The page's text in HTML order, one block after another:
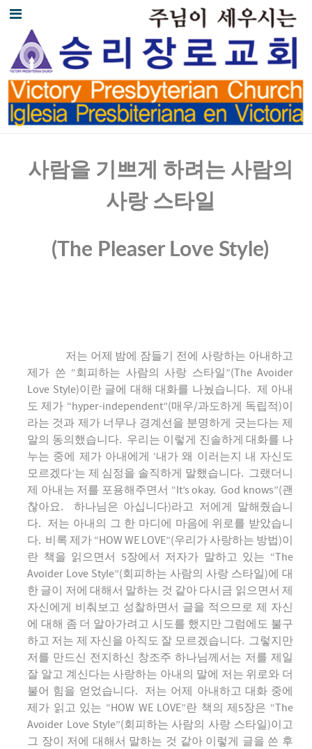
사람을 기쁘게 하려는 사람의
사랑 스타일
(The Pleaser Love Style)
저는 어제 밤에 잠들기 전에 사랑하는 아내하고
제가 쓴 “회피하는 사람의 사랑 스타일”(The Avoider
Love Style)이란 글에 대해 대화를 나눴습니다. 제 아내
도 제가 “hyper-independent”(매우/과도하게 독립적)이
라는 것과 제가 너무나 경계선을 분명하게 긋는다는 제
말의 동의했습니다. 우리는 이렇게 진솔하게 대화를 나
누는 중에 제가 아내에게 ‘내가 왜 이러는지 내 자신도
모르겠다’는 제 심정을 솔직하게 말했습니다. 그랬더니
제 아내는 저를 포용해주면서 “It’s okay. God knows”(괜
찮아요. 하나님은 아십니다)라고 저에게 말해줬습니
다. 저는 아내의 그 한 마디에 마음에 위로를 받았습니
다. 비록 제가 “HOW WE LOVE”(우리가 사랑하는 방법)이
란 책을 읽으면서 5장에서 저자가 말하고 있는 “The
Avoider Love Style”(회피하는 사람의 사랑 스타일)에 대
한 글이 저에 대해서 말하는 것 같아 다시금 읽으면서 제
자신에게 비춰보고 성찰하면서 글을 적으므로 제 자신
에 대해 좀 더 알아가려고 시도를 했지만 그럼에도 불구
하고 저는 제 자신을 아직도 잘 모르겠습니다. 그렇지만
저를 만드신 전지하신 창조주 하나님께서는 저를 제일
잘 알고 계신다는 사랑하는 아내의 말에 저는 위로와 더
불어 힘을 얻었습니다. 저는 어제 아내하고 대화 중에
제가 읽고 있는 “HOW WE LOVE”란 책의 제5장은 “The
Avoider Love Style”(회피하는 사람의 사랑 스타일)이고
그 장이 저에 대해서 말하는 것 같아 이렇게 글을 쓴 후